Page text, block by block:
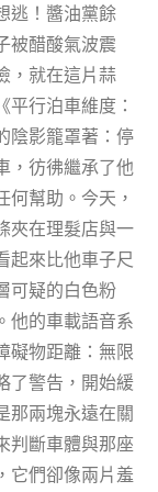
逃！醬油黨餘
被醋酸氣波震
，就在這片蒜
行泊車維度：
陰影籠罩著：停
，彷彿繼承了他
幫助。今天，
夾在理髮店與一
起來比他車子尺
可疑的白色粉
他的車載語音系
礙物距離：無限
了警告，開始緩
那兩塊永遠在關
判斷車體與那座
它們卻像兩片羞